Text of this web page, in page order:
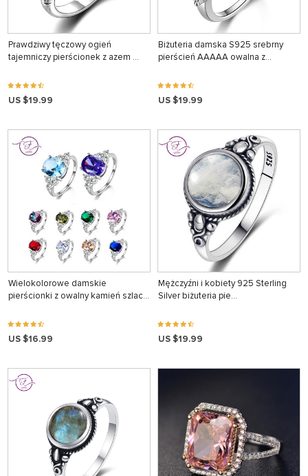
Prawdziwy tęczowy ogień
tajemniczy pierścionek z azem …
US $19.99
Biżuteria damska S925 srebrny
pierścień AAAAA owalna z…
US $19.99
Wielokolorowe damskie
pierścionki z owalny kamień szlac…
US $16.99
Mężczyźni i kobiety 925 Sterling
Silver biżuteria pie…
US $19.99